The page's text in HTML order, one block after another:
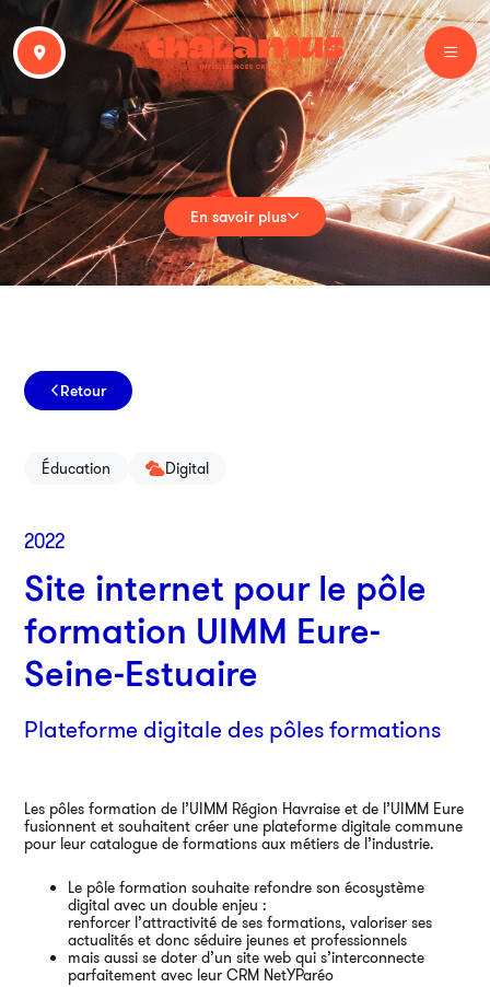
En savoir plus
Retour
Éducation Digital
2022
Site internet pour le pôle
formation UIMM Eure-
Seine-Estuaire
Plateforme digitale des pôles formations
Les pôles formation de l’UIMM Région Havraise et de l’UIMM Eure
fusionnent et souhaitent créer une plateforme digitale commune
pour leur catalogue de formations aux métiers de l’industrie.
Le pôle formation souhaite refondre son écosystème
digital avec un double enjeu :
renforcer l’attractivité de ses formations, valoriser ses
actualités et donc séduire jeunes et professionnels
mais aussi se doter d’un site web qui s’interconnecte
parfaitement avec leur CRM NetYParéo